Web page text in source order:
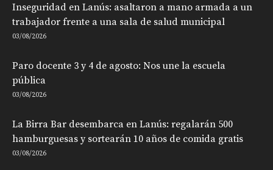
Inseguridad en Lanús: asaltaron a mano armada a un
trabajador frente a una sala de salud municipal
03/08/2026
Paro docente 3 y 4 de agosto: Nos une la escuela
pública
03/08/2026
La Birra Bar desembarca en Lanús: regalarán 500
hamburguesas y sortearán 10 años de comida gratis
03/08/2026